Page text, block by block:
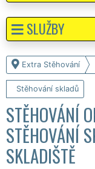
Extra Stěhování
Stěhování skladů
STĚHOVÁNÍ
STĚHOVÁNÍ
SKLADIŠTĚ
SLUŽBY